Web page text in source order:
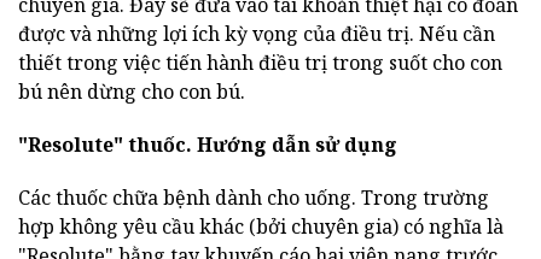
được và những lợi ích kỳ vọng của điều trị. Nếu cần
thiết trong việc tiến hành điều trị trong suốt cho con
bú nên dừng cho con bú.
"Resolute" thuốc. Hướng dẫn sử dụng
Các thuốc chữa bệnh dành cho uống. Trong trường
hợp không yêu cầu khác (bởi chuyên gia) có nghĩa là